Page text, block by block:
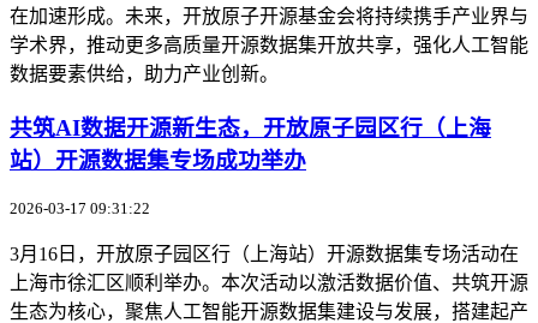
在加速形成。未来，开放原子开源基金会将持续携手产业界与
学术界，推动更多高质量开源数据集开放共享，强化人工智能
数据要素供给，助力产业创新。
共筑AI数据开源新生态，开放原子园区行（上海
站）开源数据集专场成功举办
2026-03-17 09:31:22
3月16日，开放原子园区行（上海站）开源数据集专场活动在
上海市徐汇区顺利举办。本次活动以激活数据价值、共筑开源
生态为核心，聚焦人工智能开源数据集建设与发展，搭建起产